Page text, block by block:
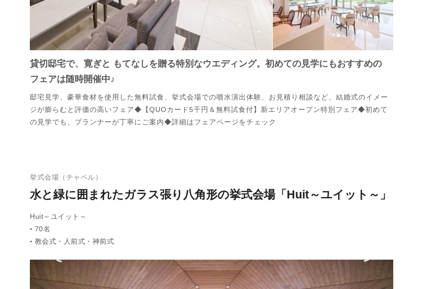
貸切邸宅で、寛ぎと もてなしを贈る特別なウエディング。初めての見学にもおすすめの
フェアは随時開催中♪
邸宅見学、豪華食材を使用した無料試食、挙式会場での噴水演出体験、お見積り相談など、結婚式のイメー
ジが膨らむと評価の高いフェア◆【QUOカード5千円＆無料試食付】新エリアオープン特別フェア◆初めて
の見学でも、プランナーが丁寧にご案内◆詳細はフェアページをチェック
水と緑に囲まれたガラス張り八角形の挙式会場「Huit～ユイット～」
挙式会場（チャペル）
Huit～ユイット～
● 70名
● 教会式・人前式・神前式